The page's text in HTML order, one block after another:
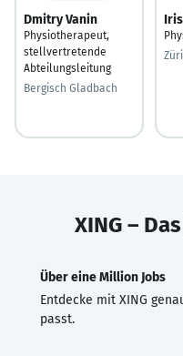
Dmitry Vanin
Physiotherapeut,
stellvertretende
Abteilungsleitung
Bergisch Gladbach
XING –
Über eine Million Jobs
Entdecke mit XING
passt.